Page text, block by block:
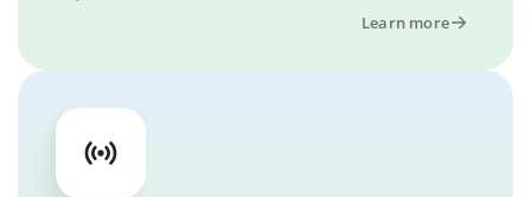
Learn more